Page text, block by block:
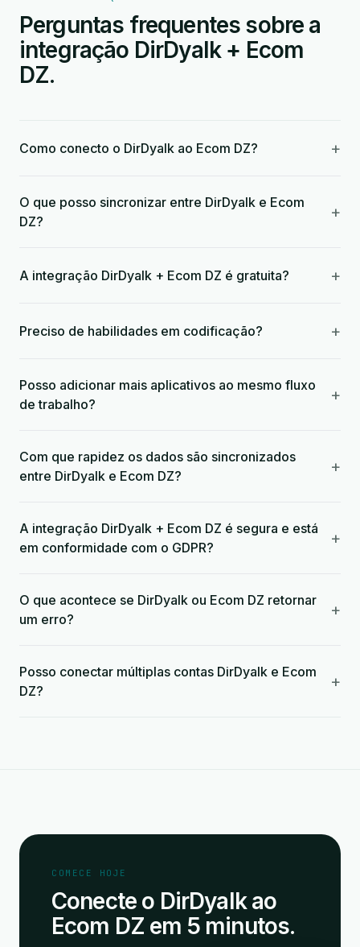
Perguntas frequentes sobre a
integração DirDyalk + Ecom
DZ.
Como conecto o DirDyalk ao Ecom DZ? +
O que posso sincronizar entre DirDyalk e Ecom
DZ?
+
A integração DirDyalk + Ecom DZ é gratuita? +
Preciso de habilidades em codificação? +
Posso adicionar mais aplicativos ao mesmo fluxo
de trabalho?
+
Com que rapidez os dados são sincronizados
entre DirDyalk e Ecom DZ?
+
A integração DirDyalk + Ecom DZ é segura e está
em conformidade com o GDPR?
+
O que acontece se DirDyalk ou Ecom DZ retornar
um erro?
+
Posso conectar múltiplas contas DirDyalk e Ecom
DZ?
+
COMECE HOJE
Conecte o DirDyalk ao
Ecom DZ em 5 minutos.